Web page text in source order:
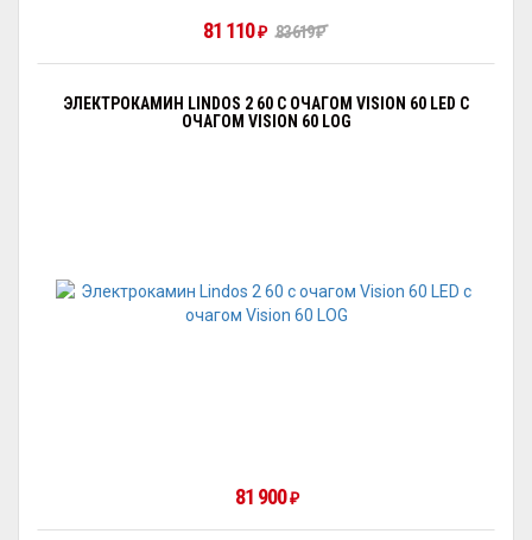
81 110₽ 83 619₽
ЭЛЕКТРОКАМИН LINDOS 2 60 С ОЧАГОМ VISION 60 LED С
ОЧАГОМ VISION 60 LOG
81 900₽